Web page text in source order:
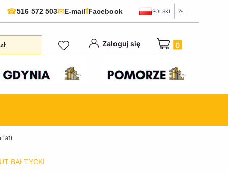
☎516 572 503✉E-mailfFacebook POLSKI ZŁ
Zaloguj się Produkty w
BAŁTYCKI